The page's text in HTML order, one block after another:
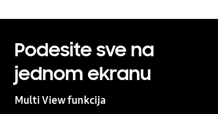
Podesite sve na
jednom ekranu
Multi View funkcija